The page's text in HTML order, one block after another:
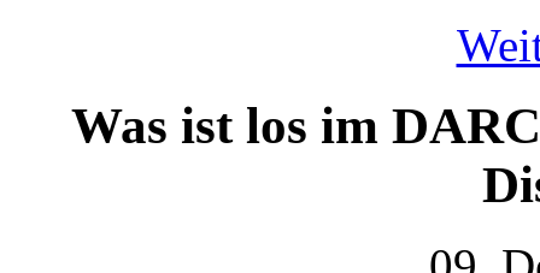
Was ist los im